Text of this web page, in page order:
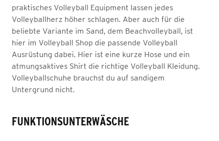
praktisches Volleyball Equipment lassen jedes
Volleyballherz höher schlagen. Aber auch für die
beliebte Variante im Sand, dem Beachvolleyball, ist
hier im Volleyball Shop die passende Volleyball
Ausrüstung dabei. Hier ist eine kurze Hose und ein
atmungsaktives Shirt die richtige Volleyball Kleidung.
Volleyballschuhe brauchst du auf sandigem
Untergrund nicht.
FUNKTIONSUNTERWÄSCHE